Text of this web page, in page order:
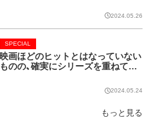
2024.05.26
映画ほどのヒットとはなっていない
ものの、確実にシリーズを重ねてい
SPECIAL
2024.05.24
もっと見る